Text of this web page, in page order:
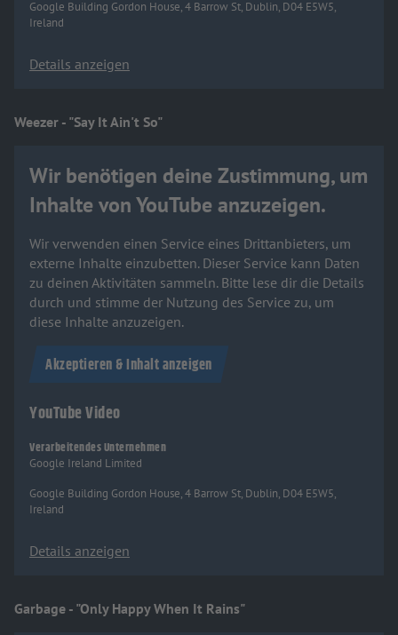
Google Building Gordon House, 4 Barrow St, Dublin, D04 E5W5,
Ireland
Details anzeigen
Weezer - "Say It Ain't So"
Wir benötigen deine Zustimmung, um
Inhalte von YouTube anzuzeigen.
Wir verwenden einen Service eines Drittanbieters, um
externe Inhalte einzubetten. Dieser Service kann Daten
zu deinen Aktivitäten sammeln. Bitte lese dir die Details
durch und stimme der Nutzung des Service zu, um
diese Inhalte anzuzeigen.
Akzeptieren & Inhalt anzeigen
YouTube Video
Verarbeitendes Unternehmen
Google Ireland Limited
Google Building Gordon House, 4 Barrow St, Dublin, D04 E5W5,
Ireland
Details anzeigen
Garbage - "Only Happy When It Rains"